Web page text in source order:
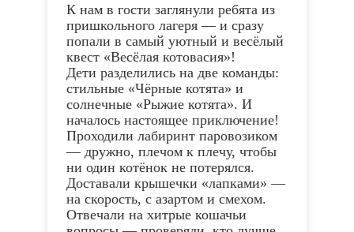
К нам в гости заглянули ребята из
пришкольного лагеря — и сразу
попали в самый уютный и весёлый
квест «Весёлая котовасия»!
Дети разделились на две команды:
стильные «Чёрные котята» и
солнечные «Рыжие котята». И
началось настоящее приключение!
Проходили лабиринт паровозиком
— дружно, плечом к плечу, чтобы
ни один котёнок не потерялся.
Доставали крышечки «лапками» —
на скорость, с азартом и смехом.
Отвечали на хитрые кошачьи